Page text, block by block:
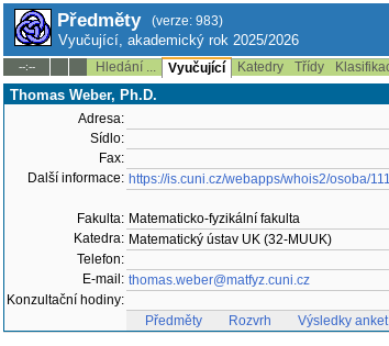
Předměty (verze: 983)
Vyučující, akademický rok 2025/2026
--:-- Hledání ... Vyučující Katedry Třídy
Thomas Weber, Ph.D.
Adresa:
Sídlo:
Fax:
Další informace: https://is.cuni.cz/webapps/whois2/osoba/
Fakulta: Matematicko-fyzikální fakulta
Katedra: Matematický ústav UK (32-MUUK)
Telefon:
E-mail: thomas.weber@matfyz.cuni.cz
Konzultační hodiny:
Předměty
Rozvrh Výsledky anket